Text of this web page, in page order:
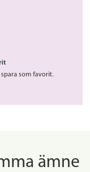
som favorit.
ämne